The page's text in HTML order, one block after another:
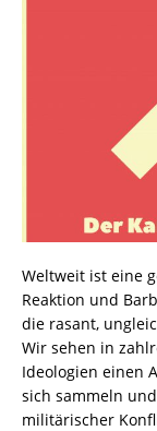
Weltweit ist eine
Reaktion und
die rasant,
Wir sehen in
Ideologien einen
sich sammeln
militärischer